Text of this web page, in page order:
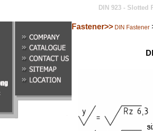
DIN 923 - Slotted
Fastener>> DIN Fastener